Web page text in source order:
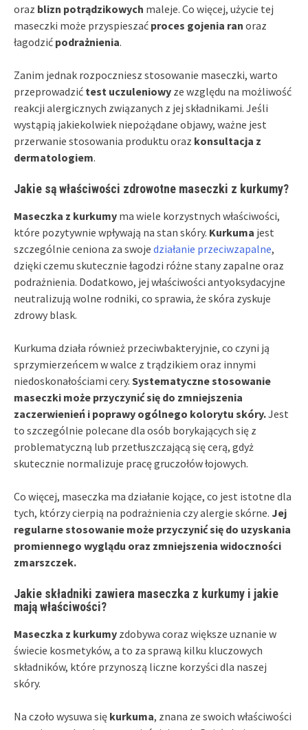
oraz blizn potrądzikowych maleje. Co więcej, użycie tej
maseczki może przyspieszać proces gojenia ran oraz
łagodzić podrażnienia.
Zanim jednak rozpoczniesz stosowanie maseczki, warto
przeprowadzić test uczuleniowy ze względu na możliwość
reakcji alergicznych związanych z jej składnikami. Jeśli
wystąpią jakiekolwiek niepożądane objawy, ważne jest
przerwanie stosowania produktu oraz konsultacja z
dermatologiem.
Jakie są właściwości zdrowotne maseczki z kurkumy?
Maseczka z kurkumy ma wiele korzystnych właściwości,
które pozytywnie wpływają na stan skóry. Kurkuma jest
szczególnie ceniona za swoje działanie przeciwzapalne,
dzięki czemu skutecznie łagodzi różne stany zapalne oraz
podrażnienia. Dodatkowo, jej właściwości antyoksydacyjne
neutralizują wolne rodniki, co sprawia, że skóra zyskuje
zdrowy blask.
Kurkuma działa również przeciwbakteryjnie, co czyni ją
sprzymierzeńcem w walce z trądzikiem oraz innymi
niedoskonałościami cery. Systematyczne stosowanie
maseczki może przyczynić się do zmniejszenia
zaczerwienień i poprawy ogólnego kolorytu skóry.Jest
to szczególnie polecane dla osób borykających się z
problematyczną lub przetłuszczającą się cerą, gdyż
skutecznie normalizuje pracę gruczołów łojowych.
Co więcej, maseczka ma działanie kojące, co jest istotne dla
tych, którzy cierpią na podrażnienia czy alergie skórne. Jej
regularne stosowanie może przyczynić się do uzyskania
promiennego wyglądu oraz zmniejszenia widoczności
zmarszczek.
Jakie składniki zawiera maseczka z kurkumy i jakie
mają właściwości?
Maseczka z kurkumy zdobywa coraz większe uznanie w
świecie kosmetyków, a to za sprawą kilku kluczowych
składników, które przynoszą liczne korzyści dla naszej
skóry.
Na czoło wysuwa się kurkuma, znana ze swoich właściwości